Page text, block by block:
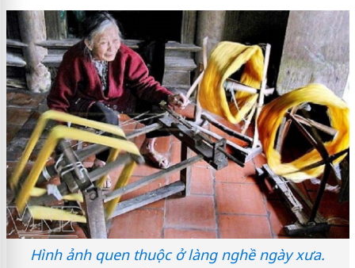
Hình ảnh quen thuộc ở làng nghề ngày xưa.